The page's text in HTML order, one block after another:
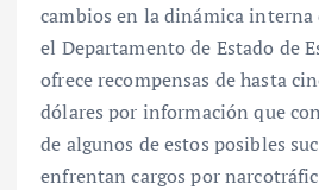
cambios en la dinámica interna
el Departamento de Estado de
ofrece recompensas de hasta
dólares por información que
de algunos de estos posibles
enfrentan cargos por